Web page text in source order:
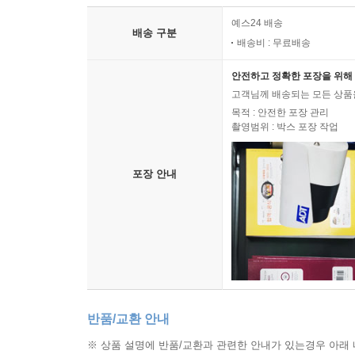
배송 구분
예스24 배송
배송비 : 무료배송
포장 안내
안전하고 정확한 포장을 위
고객님께 배송되는 모든 상
목적 : 안전한 포장 관리
촬영범위 : 박스 포장 작업
반품/교환 안내
※ 상품 설명에 반품/교환과 관련한 안내가 있는경우 아